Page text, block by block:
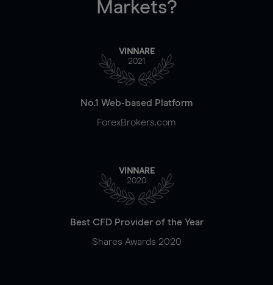
Markets?
VINNARE
2021
No.1 Web-based Platform
ForexBrokers.com
VINNARE
2020
Best CFD Provider of the Year
Shares Awards 2020